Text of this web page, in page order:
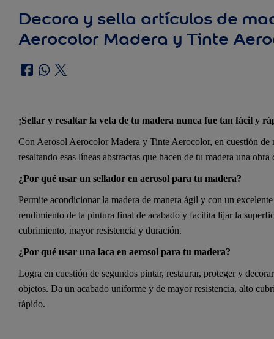
Decora y sella artículos de
Aerocolor Madera y Tinte
¡Sellar y resaltar la veta de tu madera nunca fue tan fácil y
Con Aerosol Aerocolor Madera y Tinte Aerocolor, en cuestión de
resaltando esas líneas abstractas que hacen de tu madera una obra
¿Por qué usar un sellador en aerosol para tu madera?
Permite acondicionar la madera de manera ágil y con un
rendimiento de la pintura final de acabado y facilita lijar la
cubrimiento, mayor resistencia y duración.
¿Por qué usar una laca en aerosol para tu madera?
Logra en cuestión de segundos pintar, restaurar, proteger y
objetos. Da un acabado uniforme y de mayor resistencia, alto
rápido.